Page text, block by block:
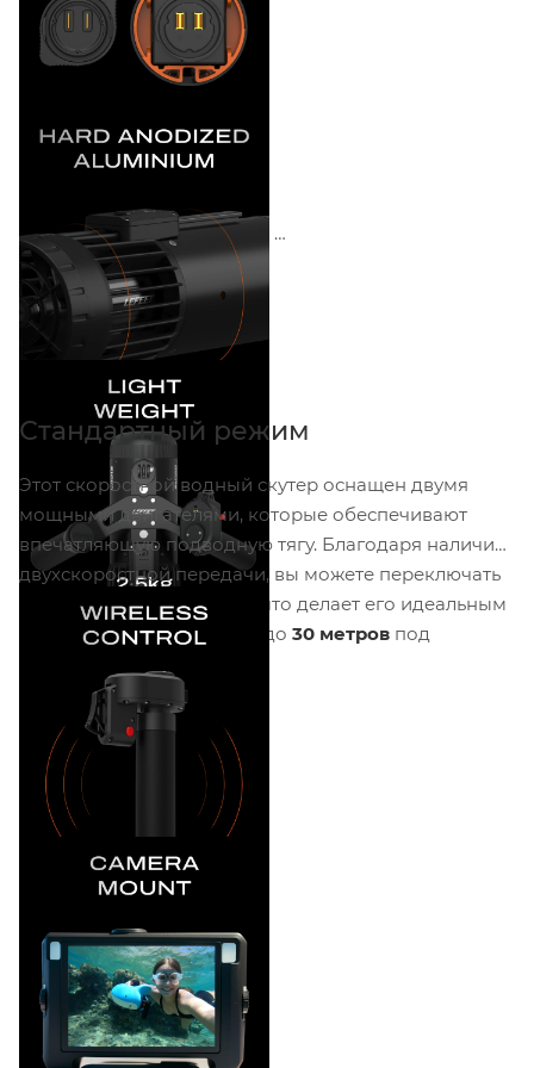
Стандартный режим
Этот скоростной водный скутер оснащен двумя
мощными двигателями, которые обеспечивают
впечатляющую подводную тягу. Благодаря наличию
двухскоростной передачи, вы можете переключать
скорости от1,3 до 1,6 м/с
, что делает его идеальным
для исследования глубин до 30 метров под